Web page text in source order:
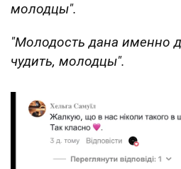
молодцы".
"Молодость дана именно
чудить, молодцы".